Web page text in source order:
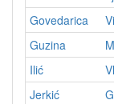
Govedarica
Guzina
Ilić
Jerkić